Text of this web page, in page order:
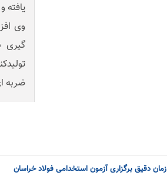
وی
گیری
ضربه
زمان دقیق برگزاری آزمون استخدامی فولاد خراسان